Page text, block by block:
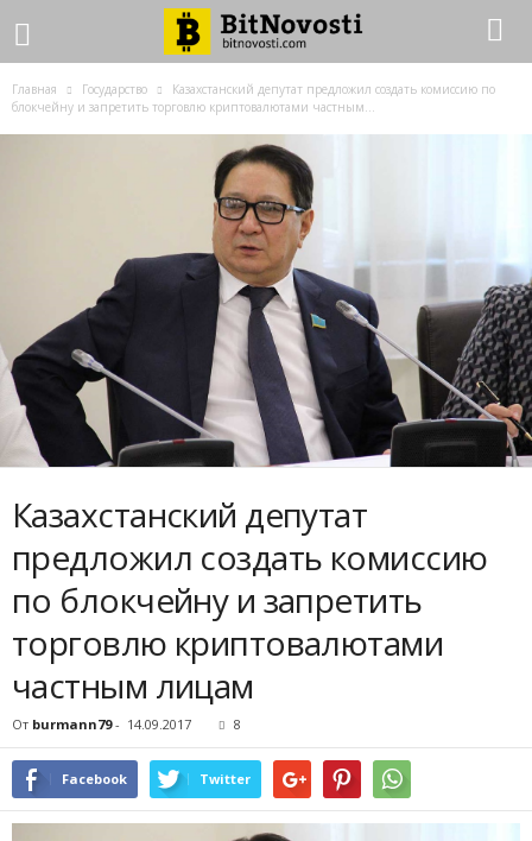
Главная Государство
Казахстанский депутат предложил создать комиссию по
блокчейну и запретить торговлю криптовалютами частным...
Казахстанский депутат
предложил создать комиссию
по блокчейну и запретить
торговлю криптовалютами
частным лицам
От burmann79- 14.09.2017 8
Facebook Twitter